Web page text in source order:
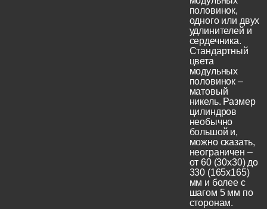
половинок,
одного или двух
удлинителей и
сердечника.
Стандартный
цвета
модульных
половинок –
матовый
никель. Размер
цилиндров
необычно
большой и,
можно сказать,
неограничен –
от 60 (30x30) до
330 (165х165)
мм и более с
шагом 5 мм по
сторонам.